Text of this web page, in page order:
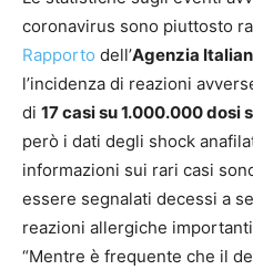
coronavirus sono piuttosto
Rapporto dell’Agenzia
l’incidenza di reazioni
di 17 casi su 1.000.000 dosi
però i dati degli shock
informazioni sui rari casi
essere segnalati decessi a
reazioni allergiche
“Mentre è frequente che il